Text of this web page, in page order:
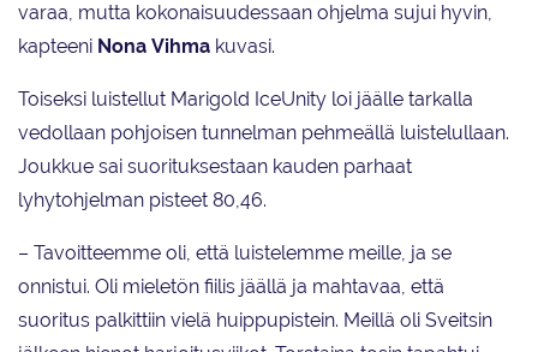
varaa, mutta kokonaisuudessaan ohjelma sujui hyvin,
kapteeni Nona Vihma kuvasi.
Toiseksi luistellut Marigold IceUnity loi jäälle tarkalla
vedollaan pohjoisen tunnelman pehmeällä luistelullaan.
Joukkue sai suorituksestaan kauden parhaat
lyhytohjelman pisteet 80,46.
– Tavoitteemme oli, että luistelemme meille, ja se
onnistui. Oli mieletön fiilis jäällä ja mahtavaa, että
suoritus palkittiin vielä huippupistein. Meillä oli Sveitsin